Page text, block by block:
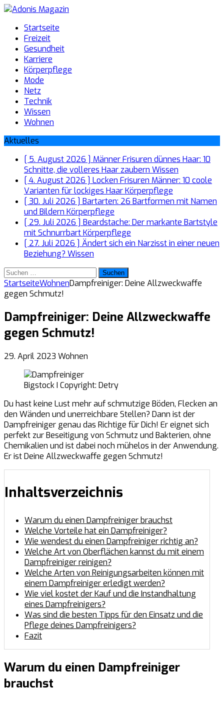
Startseite
Freizeit
Gesundheit
Karriere
Körperpflege
Mode
Netz
Technik
Wissen
Wohnen
Aktuelles
[ 5. August 2026 ] Männer Frisuren dünnes Haar: 10
Schnitte, die volleres Haar zaubern Wissen
[ 4. August 2026 ] Locken Frisuren Männer: 10 coole
Varianten für lockiges HaarKörperpflege
[ 30. Juli 2026 ] Bartarten: 26 Bartformen mit Namen
und Bildern Körperpflege
[ 29. Juli 2026 ] Beardstache: Der markante Bartstyle
mit SchnurrbartKörperpflege
[ 27. Juli 2026 ] Ändert sich ein Narzisst in einer neuen
Beziehung? Wissen
Suchen
nach:
StartseiteWohnenDampfreiniger: Deine Allzweckwaffe
gegen Schmutz!
Dampfreiniger: Deine Allzweckwaffe
gegen Schmutz!
29. April 2023 Wohnen
Bigstock I Copyright: Detry
Du hast keine Lust mehr auf schmutzige Böden, Flecken an
den Wänden und unerreichbare Stellen? Dann ist der
Dampfreiniger genau das Richtige für Dich! Er eignet sich
perfekt zur Beseitigung von Schmutz und Bakterien, ohne
Chemikalien und ist dabei noch mühelos in der Anwendung.
Er ist Deine Allzweckwaffe gegen Schmutz!
Inhaltsverzeichnis
Warum du einen Dampfreiniger brauchst
Welche Vorteile hat ein Dampfreiniger?
Wie wendest du einen Dampfreiniger richtig an?
Welche Art von Oberflächen kannst du mit einem
Dampfreiniger reinigen?
Welche Arten von Reinigungsarbeiten können mit
einem Dampfreiniger erledigt werden?
Wie viel kostet der Kauf und die Instandhaltung
eines Dampfreinigers?
Was sind die besten Tipps für den Einsatz und die
Pflege deines Dampfreinigers?
Fazit
Warum du einen Dampfreiniger
brauchst